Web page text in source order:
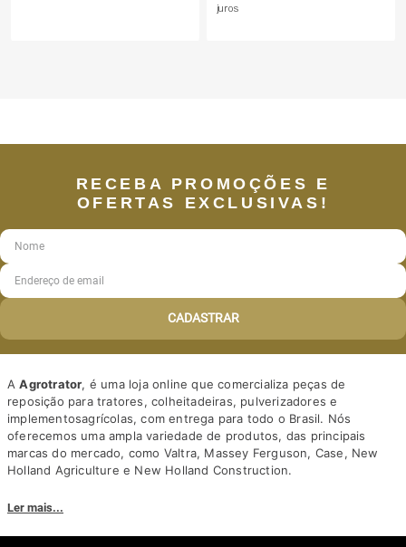
juros
RECEBA PROMOÇÕES E
OFERTAS EXCLUSIVAS!
CADASTRAR
AAgrotrator, é uma loja online que comercializa peças de
reposição para tratores, colheitadeiras, pulverizadores e
implementosagrícolas, com entrega para todo o Brasil. Nós
oferecemos uma ampla variedade de produtos, das principais
marcas do mercado, como Valtra, Massey Ferguson, Case, New
Holland Agriculture e New Holland Construction.
competitivos. Nós também oferecemos um atendimento
personalizado, com equipe de profissionais altamente capacitados
Ler mais...